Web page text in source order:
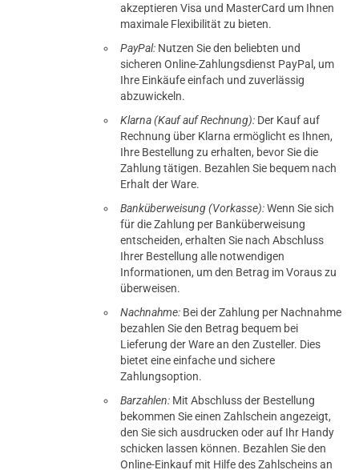
akzeptieren Visa und MasterCard um Ihnen
maximale Flexibilität zu bieten.
PayPal: Nutzen Sie den beliebten und
sicheren Online-Zahlungsdienst PayPal, um
Ihre Einkäufe einfach und zuverlässig
abzuwickeln.
Klarna (Kauf auf Rechnung): Der Kauf auf
Rechnung über Klarna ermöglicht es Ihnen,
Ihre Bestellung zu erhalten, bevor Sie die
Zahlung tätigen. Bezahlen Sie bequem nach
Erhalt der Ware.
Banküberweisung (Vorkasse):Wenn Sie sich
für die Zahlung per Banküberweisung
entscheiden, erhalten Sie nach Abschluss
Ihrer Bestellung alle notwendigen
Informationen, um den Betrag im Voraus zu
überweisen.
Nachnahme: Bei der Zahlung per Nachnahme
bezahlen Sie den Betrag bequem bei
Lieferung der Ware an den Zusteller. Dies
bietet eine einfache und sichere
Zahlungsoption.
Barzahlen: Mit Abschluss der Bestellung
bekommen Sie einen Zahlschein angezeigt,
den Sie sich ausdrucken oder auf Ihr Handy
schicken lassen können. Bezahlen Sie den
Online-Einkauf mit Hilfe des Zahlscheins an